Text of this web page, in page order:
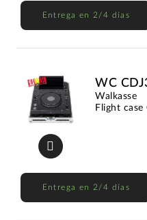
Entrega en 2/4 días
WC
Walkasse
Flight
Entrega en 2/4 días